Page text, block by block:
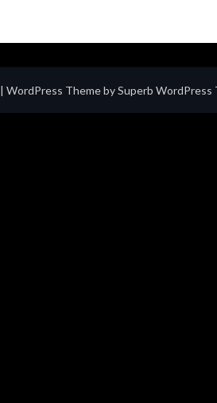
| WordPress Theme bySuperb WordPress